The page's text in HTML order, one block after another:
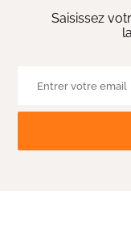
Saisissez